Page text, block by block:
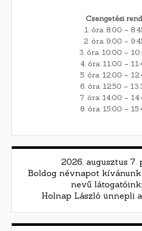
Csengetési
1. óra: 8:00 –
2. óra: 9:00 –
3. óra: 10:00 –
4. óra: 11:00 –
5. óra: 12:00 –
6. óra: 12:50 –
7. óra: 14:00 –
8. óra: 15:00 –
2026. augusztus 7.
Boldog névnapot
nevű
Holnap László ünnepli